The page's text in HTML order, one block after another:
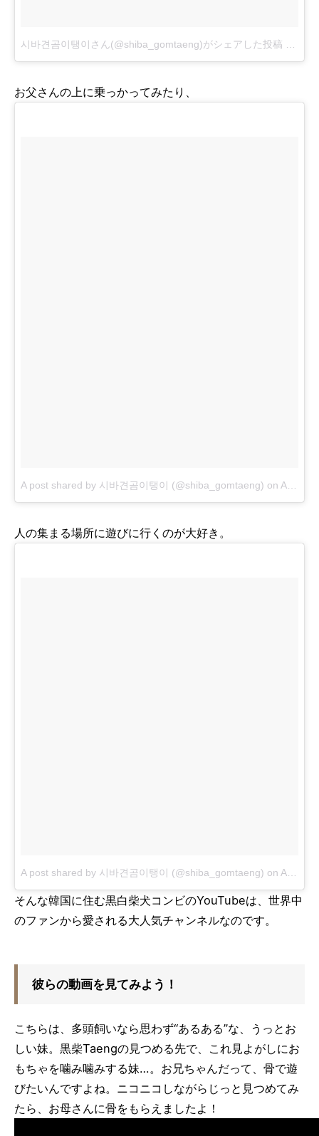
시바견곰이탱이さん(@shiba_gomtaeng)がシェアした投稿 2018
お父さんの上に乗っかってみたり、
A post shared by 시바견곰이탱이 (@shiba_gomtaeng) on Apr 7, 2018 at 4:44am PDT
人の集まる場所に遊びに行くのが大好き。
A post shared by 시바견곰이탱이 (@shiba_gomtaeng) on Apr 1, 2018 at 5:50am PDT
そんな韓国に住む黒白柴犬コンビのYouTubeは、世界中
のファンから愛される大人気チャンネルなのです。
彼らの動画を見てみよう！
こちらは、多頭飼いなら思わず“あるある”な、うっとお
しい妹。黒柴Taengの見つめる先で、これ見よがしにお
もちゃを噛み噛みする妹…。お兄ちゃんだって、骨で遊
びたいんですよね。ニコニコしながらじっと見つめてみ
たら、お母さんに骨をもらえましたよ！